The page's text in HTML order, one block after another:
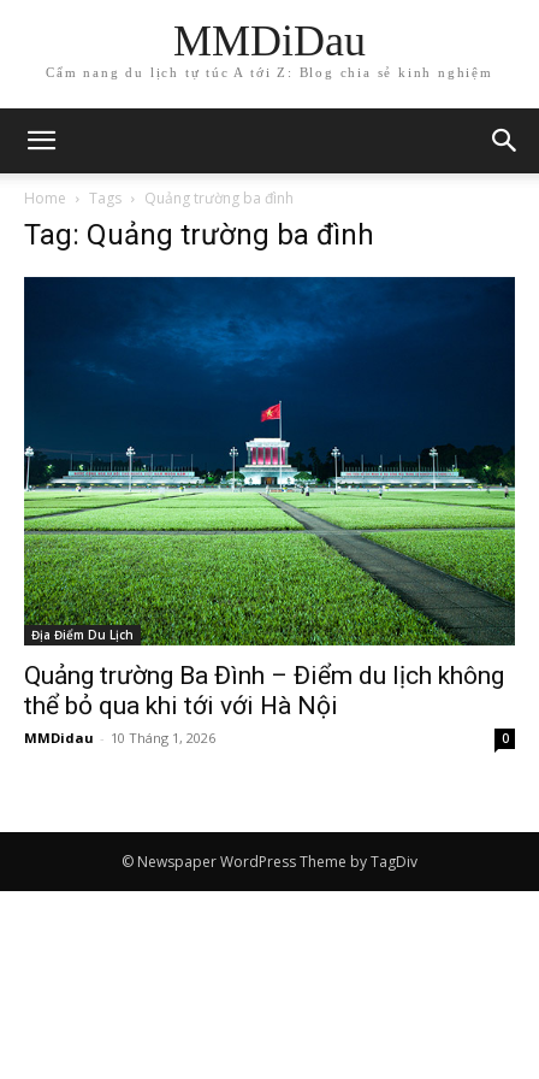
MMDiDau
Cẩm nang du lịch tự túc A tới Z: Blog chia sẻ kinh nghiệm
Home Tags Quảng trường ba đình
Tag: Quảng trường ba đình
Địa Điểm Du Lịch
Quảng trường Ba Đình – Điểm du lịch không
thể bỏ qua khi tới với Hà Nội
MMDidau - 10 Tháng 1, 2026 0
© Newspaper WordPress Theme by TagDiv